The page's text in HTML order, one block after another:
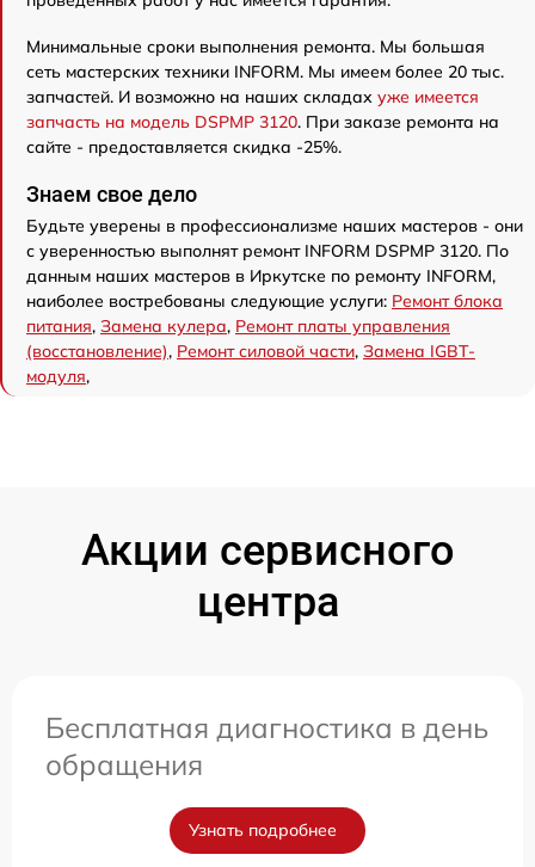
Минимальные сроки выполнения ремонта. Мы большая
сеть мастерских техники INFORM. Мы имеем более 20 тыс.
запчастей. И возможно на наших складах уже имеется
запчасть на модель DSPMP 3120. При заказе ремонта на
сайте - предоставляется скидка -25%.
Знаем свое дело
Будьте уверены в профессионализме наших мастеров - они
с уверенностью выполнят ремонт INFORM DSPMP 3120. По
данным наших мастеров в Иркутске по ремонту INFORM,
наиболее востребованы следующие услуги: Ремонт блока
питания, Замена кулера, Ремонт платы управления
(восстановление), Ремонт силовой части, Замена IGBT-
модуля,
Акции сервисного
центра
Бесплатная диагностика в день
обращения
Узнать подробнее